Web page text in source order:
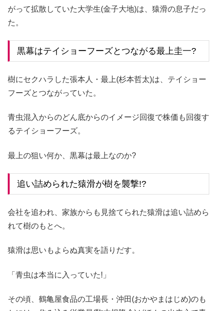
がって拡散していた大学生(金子大地)は、猿滑の息子だっ
た。
黒幕はテイショーフーズとつながる最上圭一?
樹にセクハラした張本人・最上(杉本哲太)は、テイショー
フーズとつながっていた。
青虫混入からのどん底からのイメージ回復で株価も回復す
るテイショーフーズ。
最上の狙い何か、黒幕は最上なのか?
追い詰められた猿滑が樹を襲撃!?
会社を追われ、家族からも見捨てられた猿滑は追い詰めら
れて樹のもとへ。
猿滑は思いもよらぬ真実を語りだす。
「青虫は本当に入っていた!」
その頃、鶴亀屋食品の工場長・沖田(おかやまはじめ)のも